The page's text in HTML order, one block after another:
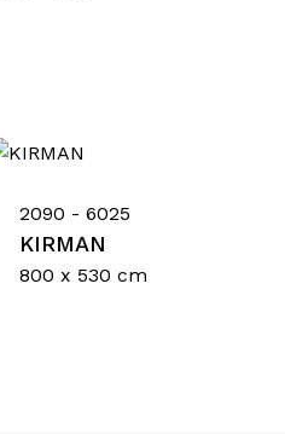
2090 - 6025
KIRMAN
800 x 530 cm